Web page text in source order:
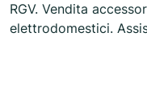
RGV. Vendita
elettrodomestici.